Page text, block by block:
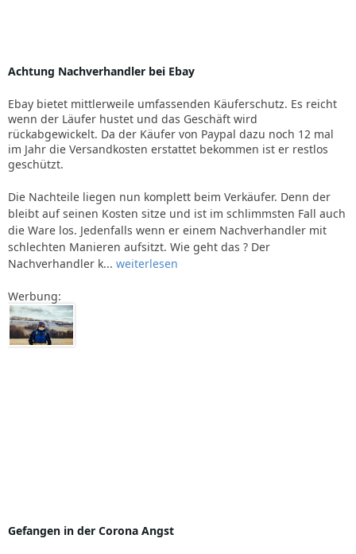
Achtung Nachverhandler bei Ebay
Ebay bietet mittlerweile umfassenden Käuferschutz. Es reicht
wenn der Läufer hustet und das Geschäft wird
rückabgewickelt. Da der Käufer von Paypal dazu noch 12 mal
im Jahr die Versandkosten erstattet bekommen ist er restlos
geschützt.
Die Nachteile liegen nun komplett beim Verkäufer. Denn der
bleibt auf seinen Kosten sitze und ist im schlimmsten Fall auch
die Ware los. Jedenfalls wenn er einem Nachverhandler mit
schlechten Manieren aufsitzt. Wie geht das ? Der
Nachverhandler k... weiterlesen
Werbung:
Gefangen in der Corona Angst